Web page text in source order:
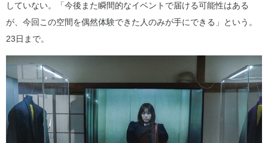
していない。「今後また瞬間的なイベントで届ける可能性はある
が、今回この空間を偶然体験できた人のみが手にできる」という。
23日まで。